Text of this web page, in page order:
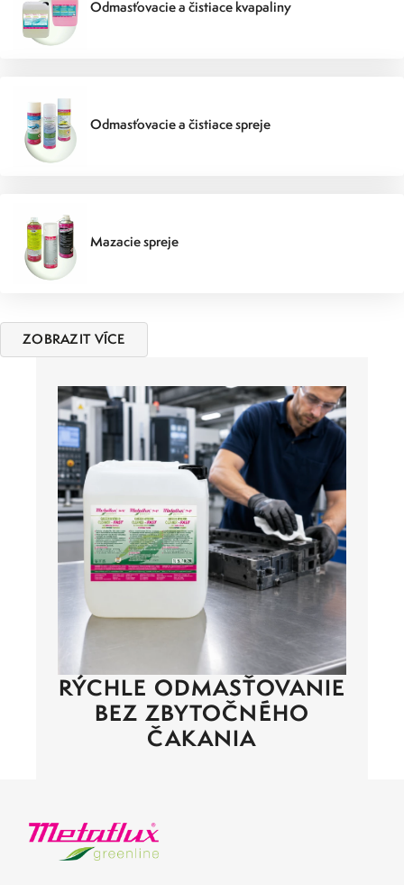
Odmasťovacie a čistiace kvapaliny
Odmasťovacie a čistiace spreje
Mazacie spreje
ZOBRAZIT VÍCE
RÝCHLE ODMASŤOVANIE
BEZ ZBYTOČNÉHO
ČAKANIA